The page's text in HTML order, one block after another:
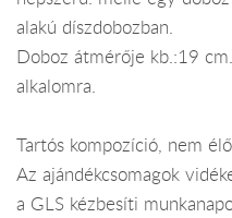
alakú díszdobozban.
Doboz átmérője kb.:19
alkalomra.
Tartós kompozíció, nem
Az ajándékcsomagok
a GLS kézbesíti